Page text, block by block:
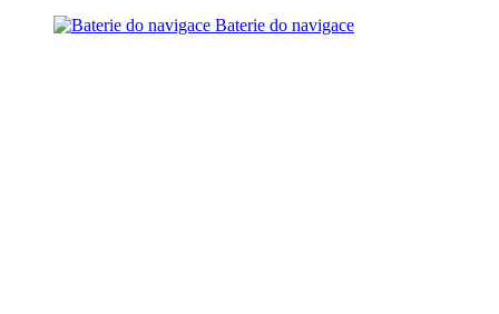
Baterie do navigace